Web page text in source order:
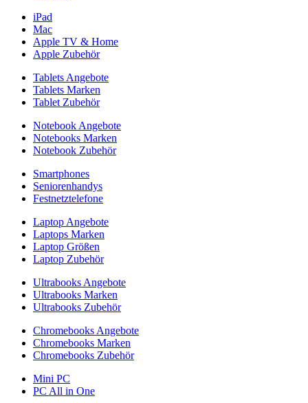
iPad
Mac
Apple TV & Home
Apple Zubehör
Tablets Angebote
Tablets Marken
Tablet Zubehör
Notebook Angebote
Notebooks Marken
Notebook Zubehör
Smartphones
Seniorenhandys
Festnetztelefone
Laptop Angebote
Laptops Marken
Laptop Größen
Laptop Zubehör
Ultrabooks Angebote
Ultrabooks Marken
Ultrabooks Zubehör
Chromebooks Angebote
Chromebooks Marken
Chromebooks Zubehör
Mini PC
PC All in One